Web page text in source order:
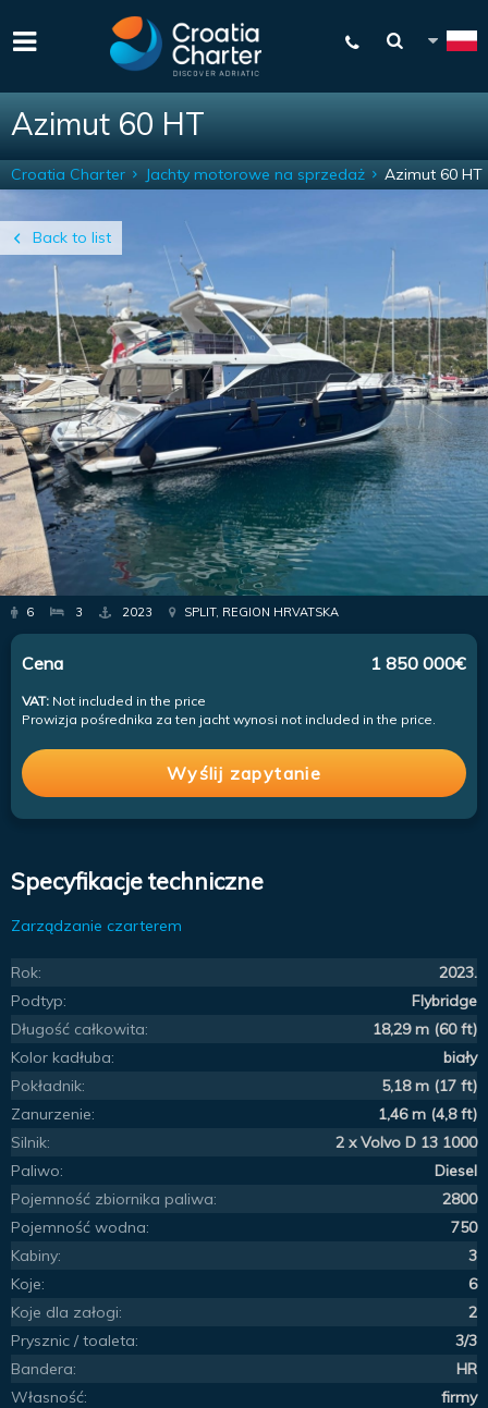
Azimut 60 HT
Back to list
Croatia Charter Jachty motorowe na sprzedaż Azimut 60 HT
6 3 2023 SPLIT, REGION HRVATSKA
Cena 1 850 000€
VAT: Not included in the price
Prowizja pośrednika za ten jacht wynosi not included in the price.
Wyślij zapytanie
Specyfikacje techniczne
Zarządzanie czarterem
Rok:
2023.
Podtyp:
Flybridge
Długość całkowita:
18,29 m (60 ft)
Kolor kadłuba:
biały
Pokładnik:
5,18 m (17 ft)
Zanurzenie:
1,46 m (4,8 ft)
Silnik:
2 x Volvo D 13 1000
Paliwo:
Diesel
Pojemność zbiornika paliwa:
2800
Pojemność wodna:
750
Kabiny:
3
Koje:
6
Koje dla załogi:
2
Prysznic / toaleta:
3/3
Bandera:
HR
Własność:
firmy